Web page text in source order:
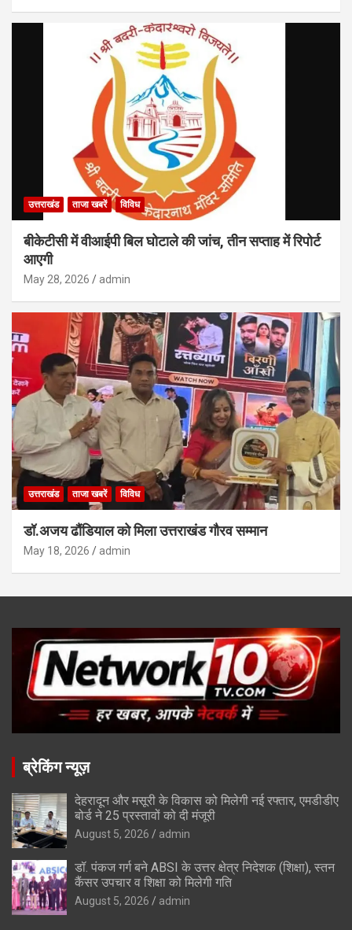
उत्तराखंड ताजा खबरें विविध
बीकेटीसी में वीआईपी बिल घोटाले की जांच, तीन सप्ताह में रिपोर्ट
आएगी
May 28, 2026 admin
उत्तराखंड ताजा खबरें विविध
डॉ.अजय ढौंडियाल को मिला उत्तराखंड गौरव सम्मान
May 18, 2026 admin
ब्रेकिंग न्यूज़
देहरादून और मसूरी के विकास को मिलेगी नई रफ्तार, एमडीडीए
बोर्ड ने 25 प्रस्तावों को दी मंजूरी
August 5, 2026 admin
डॉ. पंकज गर्ग बने ABSI के उत्तर क्षेत्र निदेशक (शिक्षा), स्तन
कैंसर उपचार व शिक्षा को मिलेगी गति
August 5, 2026 admin